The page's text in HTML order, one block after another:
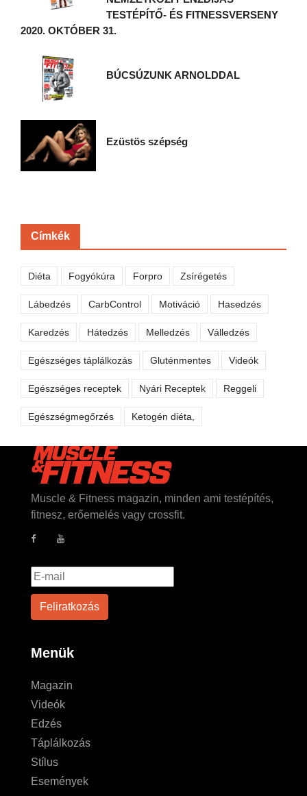
TESTÉPÍTŐ- ÉS FITNESSVERSENY
2020. OKTÓBER 31.
BÚCSÚZUNK ARNOLDDAL
Ezüstös szépség
Címkék
Diéta Fogyókúra Forpro Zsírégetés
Lábedzés CarbControl Motiváció Hasedzés
Karedzés Hátedzés Melledzés Válledzés
Egészséges táplálkozás Gluténmentes Videók
Egészséges receptek Nyári Receptek Reggeli
Egészségmegőrzés Ketogén diéta,
Muscle & Fitness magazin, minden ami testépítés,
fitnesz, erőemelés vagy crossfit.
Menük
Magazin
Videók
Edzés
Táplálkozás
Stílus
Események